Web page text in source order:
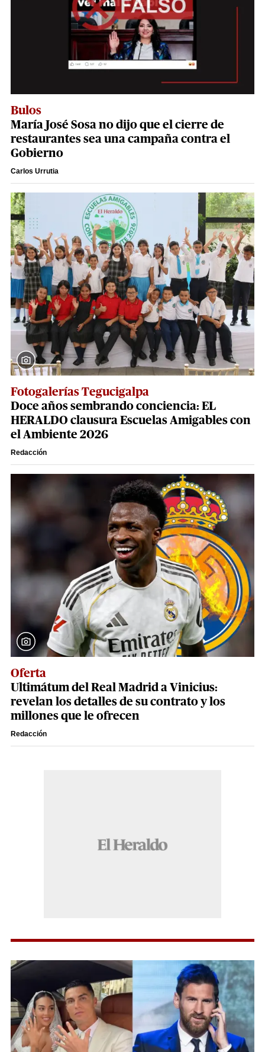
Bulos
María José Sosa no dijo que el cierre de
restaurantes sea una campaña contra el
Gobierno
Carlos Urrutia
Fotogalerías Tegucigalpa
Doce años sembrando conciencia: EL
HERALDO clausura Escuelas Amigables con
el Ambiente 2026
Redacción
Oferta
Ultimátum del Real Madrid a Vinicius:
revelan los detalles de su contrato y los
millones que le ofrecen
Redacción